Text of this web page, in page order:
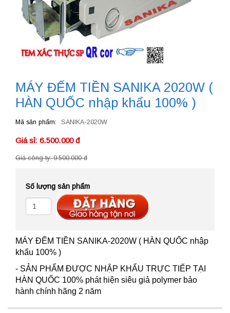
MÁY ĐẾM TIỀN SANIKA 2020W (
HÀN QUỐC nhập khẩu 100% )
Mã sản phẩm SANIKA-2020W
Giá sỉ: 6.500.000 đ
Giá công ty: 9.500.000 đ
Số lượng sản phẩm
MÁY ĐẾM TIỀN SANIKA-2020W ( HÀN QUỐC nhập
khẩu 100% )
- SẢN PHẨM ĐƯỢC NHẬP KHẨU TRỰC TIẾP TẠI
HÀN QUỐC 100% phát hiện siêu giả polymer bảo
hành chính hãng 2 năm